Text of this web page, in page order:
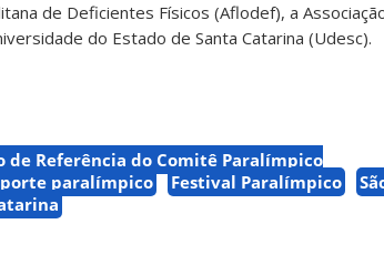
de Deficientes Físicos (Aflodef), a
do Estado de Santa Catarina (Udesc).
de Referência do Comitê Paralímpico
paralímpico Festival Paralímpico